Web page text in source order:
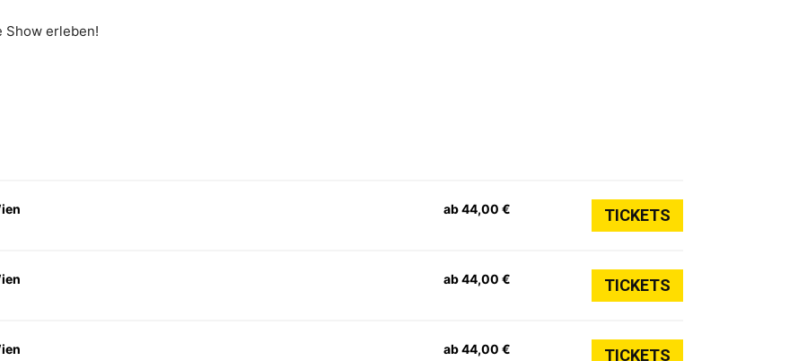
Show erleben!
ab 44,00 € TICKETS
ab 44,00 € TICKETS
ab 44,00 € TICKETS